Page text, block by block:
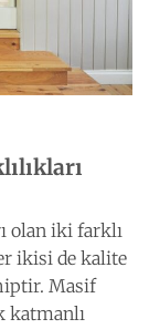
olan iki farklı
ikisi de kalite
Masif
katmanlı